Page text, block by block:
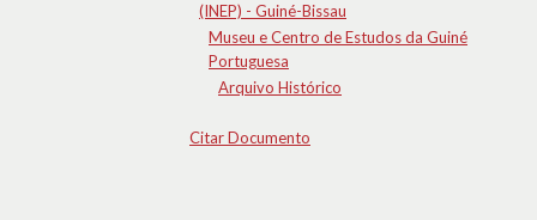
(INEP) - Guiné-Bissau
Museu e Centro de Estudos da Guiné
Portuguesa
Arquivo Histórico
Citar Documento